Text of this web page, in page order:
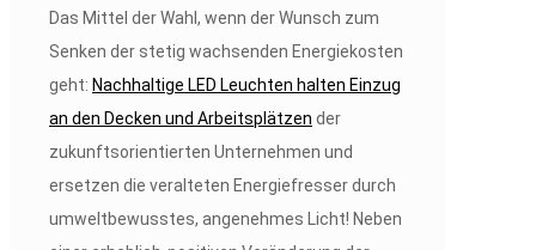
Das Mittel der Wahl, wenn der Wunsch zum
Senken der stetig wachsenden Energiekosten
geht: Nachhaltige LED Leuchten halten Einzug
an den Decken und Arbeitsplätzen der
zukunftsorientierten Unternehmen und
ersetzen die veralteten Energiefresser durch
umweltbewusstes, angenehmes Licht! Neben